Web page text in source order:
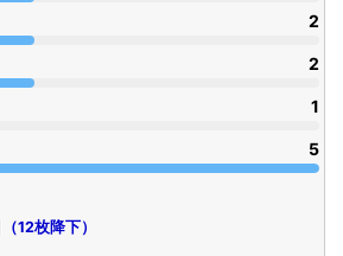
2
2
1
5
（12枚降下）